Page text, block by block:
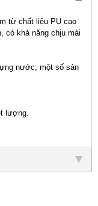
từ chất liệu PU cao
có khả năng chịu mài
nước, một số sản
lượng.